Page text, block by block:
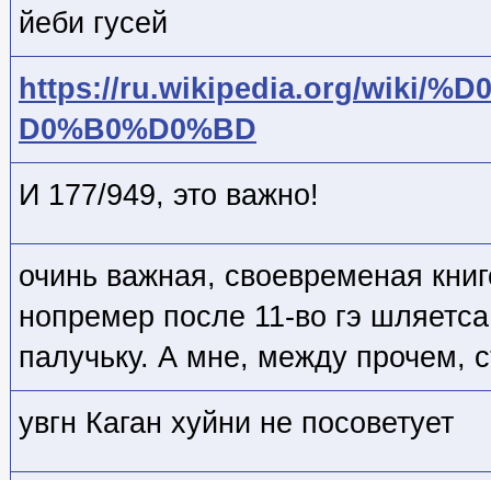
йеби гусей
https://ru.wikipedia.org/wiki/
D0%B0%D0%BD
И 177/949, это важно!
очинь важная, своевременая
нопремер после 11-во гэ шляетса
палучьку. А мне, между прочем,
увгн Каган хуйни не посоветует